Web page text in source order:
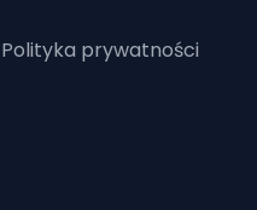
Polityka prywatności